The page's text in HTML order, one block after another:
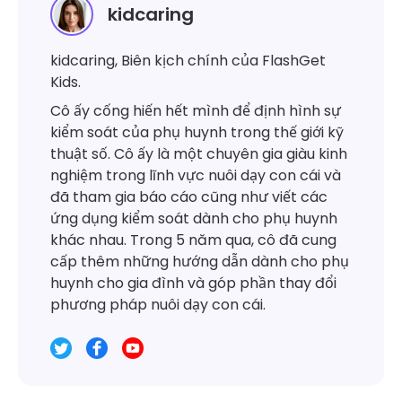
kidcaring
kidcaring, Biên kịch chính của FlashGet
Kids.
Cô ấy cống hiến hết mình để định hình sự
kiểm soát của phụ huynh trong thế giới kỹ
thuật số. Cô ấy là một chuyên gia giàu kinh
nghiệm trong lĩnh vực nuôi dạy con cái và
đã tham gia báo cáo cũng như viết các
ứng dụng kiểm soát dành cho phụ huynh
khác nhau. Trong 5 năm qua, cô đã cung
cấp thêm những hướng dẫn dành cho phụ
huynh cho gia đình và góp phần thay đổi
phương pháp nuôi dạy con cái.